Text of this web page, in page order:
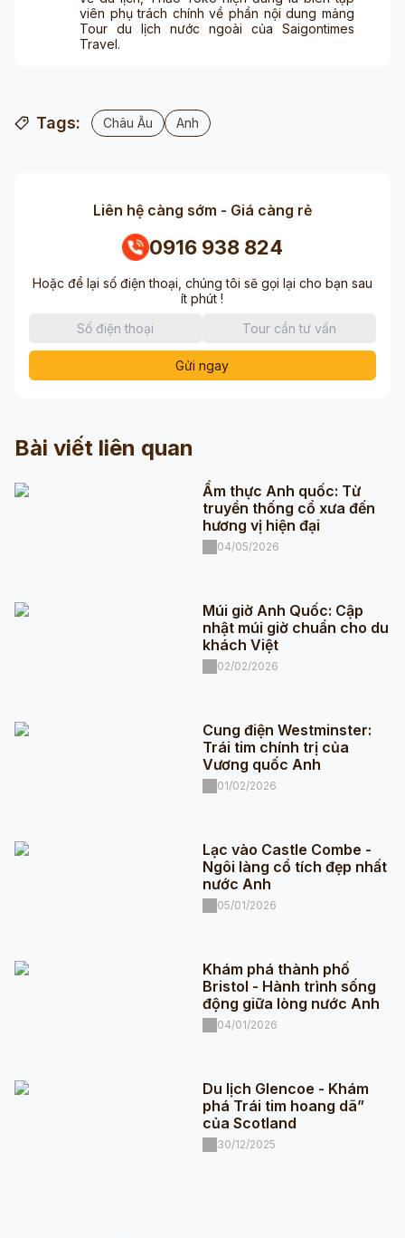
viên phụ trách chính về phần nội dung mảng
Tour du lịch nước ngoài của Saigontimes
Travel.
Tags: Châu Âu Anh
Liên hệ càng sớm - Giá càng rẻ
0916 938 824
Hoặc để lại số điện thoại, chúng tôi sẽ gọi lại cho bạn sau
ít phút !
Gửi ngay
Bài viết liên quan
Ẩm thực Anh quốc: Từ
truyền thống cổ xưa đến
hương vị hiện đại
04/05/2026
Múi giờ Anh Quốc: Cập
nhật múi giờ chuẩn cho du
khách Việt
02/02/2026
Cung điện Westminster:
Trái tim chính trị của
Vương quốc Anh
01/02/2026
Lạc vào Castle Combe -
Ngôi làng cổ tích đẹp nhất
nước Anh
05/01/2026
Khám phá thành phố
Bristol - Hành trình sống
động giữa lòng nước Anh
04/01/2026
Du lịch Glencoe - Khám
phá Trái tim hoang dã”
của Scotland
30/12/2025